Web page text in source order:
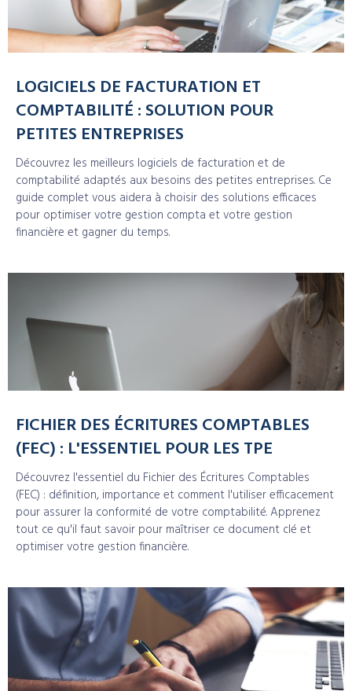
LOGICIELS DE FACTURATION ET
COMPTABILITÉ : SOLUTION POUR
PETITES ENTREPRISES
Découvrez les meilleurs logiciels de facturation et de
comptabilité adaptés aux besoins des petites entreprises. Ce
guide complet vous aidera à choisir des solutions efficaces
pour optimiser votre gestion compta et votre gestion
financière et gagner du temps.
FICHIER DES ÉCRITURES COMPTABLES
(FEC) : L'ESSENTIEL POUR LES TPE
Découvrez l'essentiel du Fichier des Écritures Comptables
(FEC) : définition, importance et comment l'utiliser efficacement
pour assurer la conformité de votre comptabilité. Apprenez
tout ce qu'il faut savoir pour maîtriser ce document clé et
optimiser votre gestion financière.